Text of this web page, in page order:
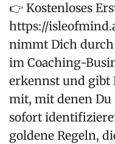
👉 Kostenloses
https://
nimmt Dich durch
im Coaching-
erkennst und gibt
mit, mit denen Du
sofort
goldene Regeln,